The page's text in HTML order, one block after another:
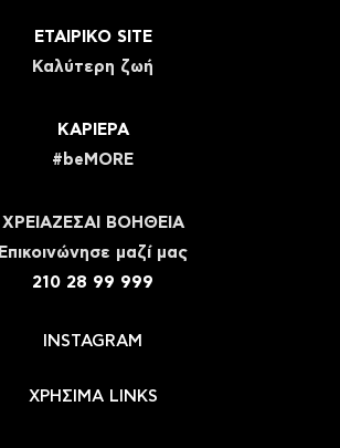
ΕΤΑΙΡΙΚΟ SITE
Καλύτερη ζωή
ΚΑΡΙΕΡΑ
#beMORE
ΧΡΕΙΑΖΕΣΑΙ ΒΟΗΘΕΙΑ
Eπικοινώνησε μαζί μας
210 28 99 999
INSTAGRAM
ΧΡΗΣΙΜΑ LINKS